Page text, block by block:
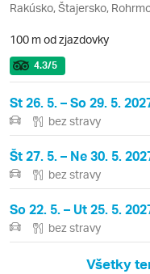
Rakúsko, Štajersko,
100 m od zjazdovky
4.3/5
St 26. 5. – So 29. 5.
bez stravy
Št 27. 5. – Ne 30. 5.
bez stravy
So 22. 5. – Ut 25. 5.
bez stravy
Všetky